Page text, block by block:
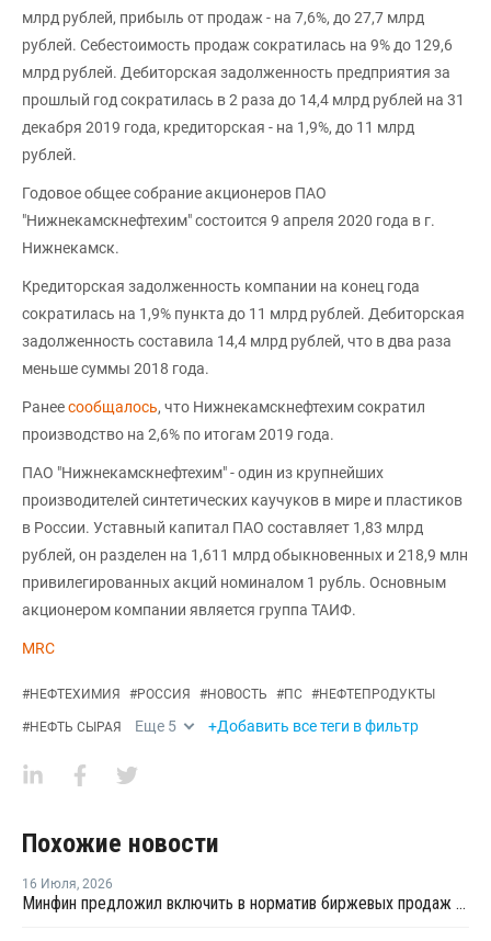
млрд рублей, прибыль от продаж - на 7,6%, до 27,7 млрд
рублей. Себестоимость продаж сократилась на 9% до 129,6
млрд рублей. Дебиторская задолженность предприятия за
прошлый год сократилась в 2 раза до 14,4 млрд рублей на 31
декабря 2019 года, кредиторская - на 1,9%, до 11 млрд
рублей.
Годовое общее собрание акционеров ПАО
"Нижнекамскнефтехим" состоится 9 апреля 2020 года в г.
Нижнекамск.
Кредиторская задолженность компании на конец года
сократилась на 1,9% пункта до 11 млрд рублей. Дебиторская
задолженность составила 14,4 млрд рублей, что в два раза
меньше суммы 2018 года.
Ранеесообщалось, что Нижнекамскнефтехим сократил
производство на 2,6% по итогам 2019 года.
ПАО "Нижнекамскнефтехим" - один из крупнейших
производителей синтетических каучуков в мире и пластиков
в России. Уставный капитал ПАО составляет 1,83 млрд
рублей, он разделен на 1,611 млрд обыкновенных и 218,9 млн
привилегированных акций номиналом 1 рубль. Основным
акционером компании является группа ТАИФ.
MRC
#НЕФТЕХИМИЯ #РОССИЯ #НОВОСТЬ #ПС #НЕФТЕПРОДУКТЫ
#НЕФТЬ СЫРАЯ Еще 5 +Добавить все теги в фильтр
Похожие новости
16 Июля, 2026
Минфин предложил включить в норматив биржевых продаж топлива реализацию по договорам, устанавливаемым правительством